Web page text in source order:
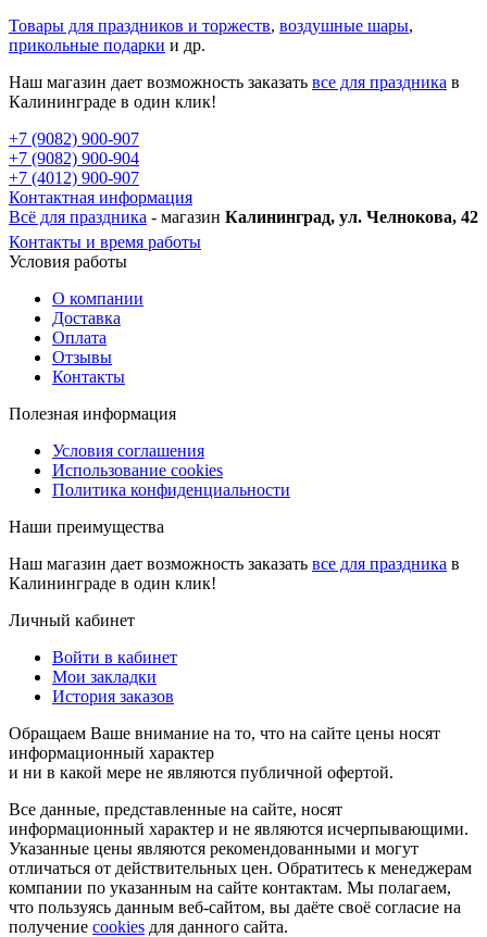
Товары для праздников и торжеств, воздушные шары,
прикольные подарки и др.
Наш магазин дает возможность заказать все для праздника в
Калининграде в один клик!
+7 (9082) 900-907
+7 (9082) 900-904
+7 (4012) 900-907
Контактная информация
Всё для праздника - магазин Калининград, ул. Челнокова, 42
Контакты и время работы
Условия работы
О компании
Доставка
Оплата
Отзывы
Контакты
Полезная информация
Условия соглашения
Использование cookies
Политика конфиденциальности
Наши преимущества
Наш магазин дает возможность заказать все для праздника в
Калининграде в один клик!
Личный кабинет
Войти в кабинет
Мои закладки
История заказов
Обращаем Ваше внимание на то, что на сайте цены носят
информационный характер
и ни в какой мере не являются публичной офертой.
Все данные, представленные на сайте, носят
информационный характер и не являются исчерпывающими.
Указанные цены являются рекомендованными и могут
отличаться от действительных цен. Обратитесь к менеджерам
компании по указанным на сайте контактам. Мы полагаем,
что пользуясь данным веб-сайтом, вы даёте своё согласие на
получение cookies для данного сайта.